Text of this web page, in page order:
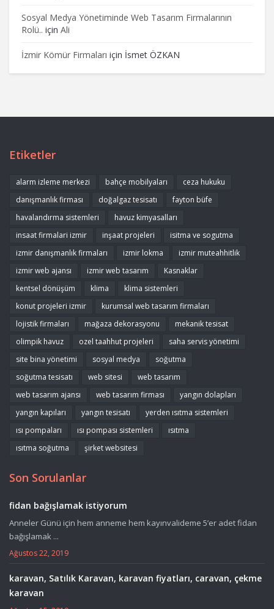
Sosyal Medya Yönetiminde Web Tasarım Firmalarının
Rolü.. için Ali
İzmir Kömür Firmaları için İsmet ÖZKAN
Etiketler
alarm izleme merkezi bahçe mobilyaları
ceza hukuku
danışmanlık firması
doğalgaz tesisatı
fayton büfe
havalandırma sistemleri
havuz kimyasalları
insaat firmalari izmir
inşaat projeleri
isitma ve sogutma
izmir danışmanlık firmaları
izmir lokma
izmir muteahhitlik
izmir web ajansı
izmir web tasarım
Kasnaklar
kentsel dönüşüm
klima
klima sistemleri
konut projeleri izmir
kurumsal web tasarım firmaları
lojistik firmaları
mağaza dekorasyonu
mekanik tesisat
olimpik havuz
ozel taahhut projeleri
saha servis yönetimi
site bina yönetimi
sosyal medya
soğutma
soğutma tesisatı
web sitesi
web tasarım
web tasarım ajansı
web tasarım firması
yangın dolapları
yangın kapıları
yangın tesisatı
yerden ısıtma sistemleri
ısı pompaları
ısı pompası sistemleri
ısıtma
ısıtma soğutma
şirket websitesi
Son Sorulanlar
fidan bağışlamak istiyorum
Anneler Günü için hem anneme hem kayınvalideme 5’er adet fidan
bağışlamak ...
Ağustos 22, 2019
karavan, Satılık Karavan, karavan fiyatları, caravan, çekme
karavan